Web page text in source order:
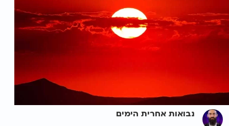
נבואות אחרית הימים